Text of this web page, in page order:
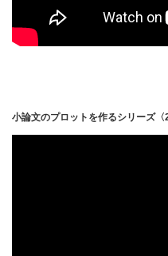
小論文のプロットを作るシリーズ